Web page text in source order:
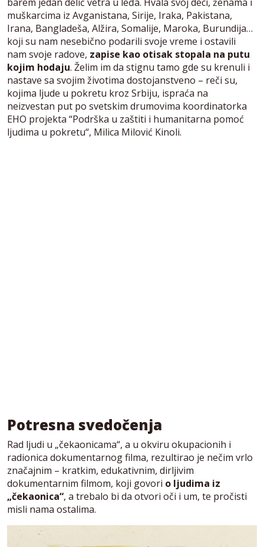
muškarcima iz Avganistana, Sirije, Iraka, Pakistana,
Irana, Bangladeša, Alžira, Somalije, Maroka, Burundija…
koji su nam nesebično podarili svoje vreme i ostavili
nam svoje radove, zapise kao otisak stopala na putu
kojim hodaju. Želim im da stignu tamo gde su krenuli i
nastave sa svojim životima dostojanstveno – reči su,
kojima ljude u pokretu kroz Srbiju, ispraća na
neizvestan put po svetskim drumovima koordinatorka
EHO projekta “Podrška u zaštiti i humanitarna pomoć
ljudima u pokretu“, Milica Milović Kinoli.
Potresna svedočenja
Rad ljudi u „čekaonicama“, a u okviru okupacionih i
radionica dokumentarnog filma, rezultirao je nečim vrlo
značajnim – kratkim, edukativnim, dirljivim
dokumentarnim filmom, koji govori o ljudima iz
„čekaonica“, a trebalo bi da otvori oči i um, te pročisti
misli nama ostalima.